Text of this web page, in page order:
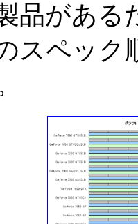
品があ
スペック